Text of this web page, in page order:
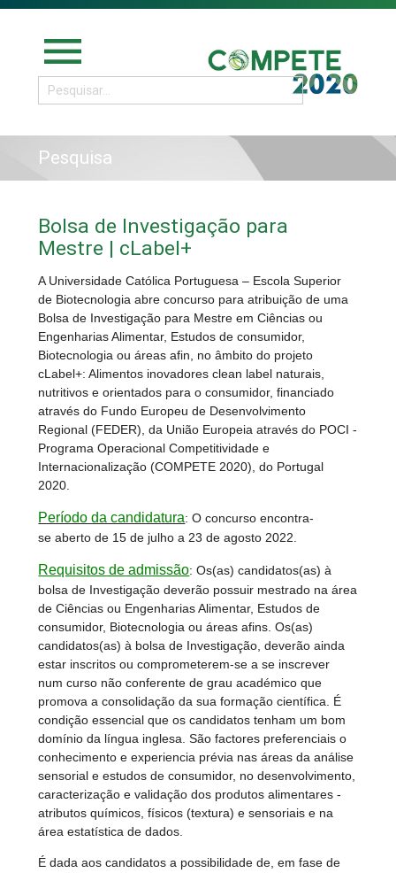
menu
Pesquisa
Bolsa de Investigação para
Mestre | cLabel+
A Universidade Católica Portuguesa – Escola Superior
de Biotecnologia abre concurso para atribuição de uma
Bolsa de Investigação para Mestre em Ciências ou
Engenharias Alimentar, Estudos de consumidor,
Biotecnologia ou áreas afin, no âmbito do projeto
cLabel+: Alimentos inovadores clean label naturais,
nutritivos e orientados para o consumidor, financiado
através do Fundo Europeu de Desenvolvimento
Regional (FEDER), da União Europeia através do POCI -
Programa Operacional Competitividade e
Internacionalização (COMPETE 2020), do Portugal
2020.
Período da candidatura: O concurso encontra-
se aberto de 15 de julho a 23 de agosto 2022.
Requisitos de admissão: Os(as) candidatos(as) à
bolsa de Investigação deverão possuir mestrado na área
de Ciências ou Engenharias Alimentar, Estudos de
consumidor, Biotecnologia ou áreas afins. Os(as)
candidatos(as) à bolsa de Investigação, deverão ainda
estar inscritos ou comprometerem-se a se inscrever
num curso não conferente de grau académico que
promova a consolidação da sua formação científica. É
condição essencial que os candidatos tenham um bom
domínio da língua inglesa. São factores preferenciais o
conhecimento e experiencia prévia nas áreas da análise
sensorial e estudos de consumidor, no desenvolvimento,
caracterização e validação dos produtos alimentares -
atributos químicos, físicos (textura) e sensoriais e na
área estatística de dados.
É dada aos candidatos a possibilidade de, em fase de